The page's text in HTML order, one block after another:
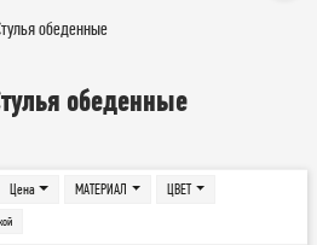
обеденные
обеденные
Цена МАТЕРИАЛ ЦВЕТ